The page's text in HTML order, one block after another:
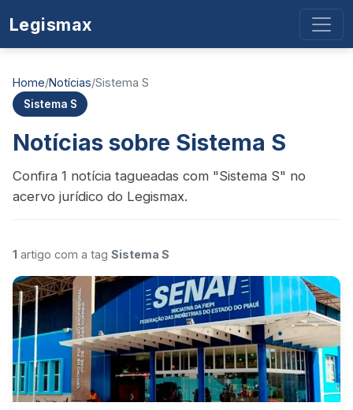
Legismax
Home/Notícias/Sistema S
Sistema S
Notícias sobre Sistema S
Confira 1 notícia tagueadas com "Sistema S" no
acervo jurídico do Legismax.
1 artigo com a tag Sistema S